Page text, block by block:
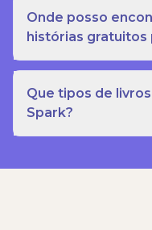
Onde posso
histórias gratuitos
Que tipos de
Spark?